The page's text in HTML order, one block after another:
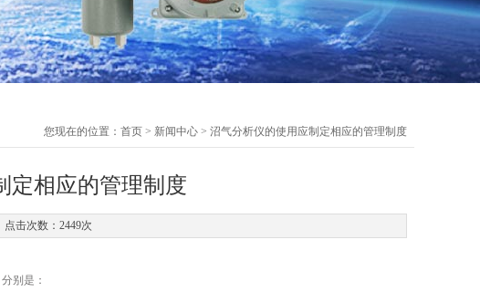
您现在的位置： 首页 > 新闻中心 > 沼气分析仪的使用应制定相应的管理制度
定相应的管理制度
击次数：2449次
别是：